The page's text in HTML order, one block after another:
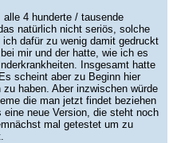
4 hunderte / tausende
natürlich nicht seriös, solche
dafür zu wenig damit gedruckt
mir und der hatte, wie ich es
Insgesamt hatte
scheint aber zu Beginn hier
haben. Aber inzwischen würde
die man jetzt findet beziehen
neue Version, die steht noch
mal getestet um zu